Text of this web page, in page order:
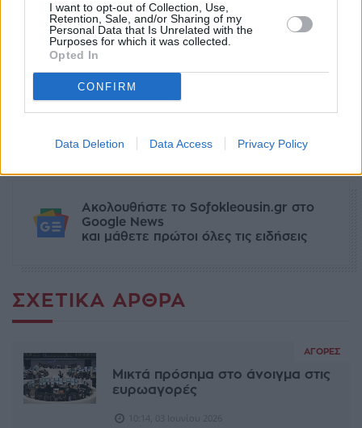
I want to opt-out of Collection, Use,
Retention, Sale, and/or Sharing of my
Personal Data that Is Unrelated with the
Purposes for which it was collected.
Opted In
CONFIRM
Data Deletion Data Access Privacy Policy
Ετικέτες ευρώ στερλίνα
facebook tweet share
Ακολουθήστε το Sofokleousin.gr στο
Google News
και μάθετε πρώτοι όλες τις ειδήσεις
ΣΧΕΤΙΚΆ ΆΡΘΡΑ
ΑΓΟΡΈΣ
Μικτά πρόσημα στο άνοιγμα στις
ευρωαγορές